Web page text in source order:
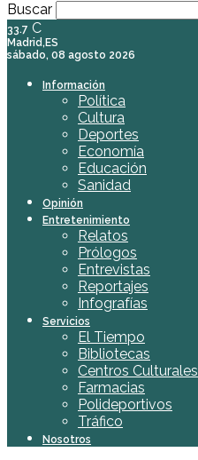
Buscar
33.7 C
Madrid,ES
sábado, 08 agosto 2026
Información
Política
Cultura
Deportes
Economía
Educación
Sanidad
Opinión
Entretenimiento
Relatos
Prólogos
Entrevistas
Reportajes
Infografías
Servicios
El Tiempo
Bibliotecas
Centros Culturales
Farmacias
Polideportivos
Tráfico
Nosotros